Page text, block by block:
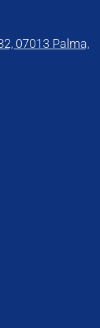
07013 Palma,